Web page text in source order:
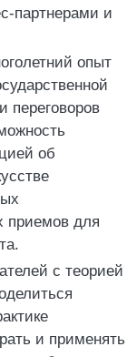
партнерами и
опыт
переговоров
об
приемов для
с теорией
и применять